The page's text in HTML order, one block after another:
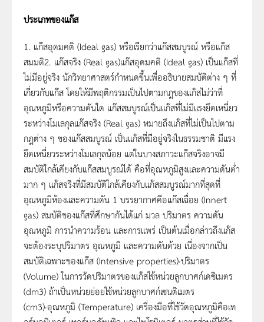
ประเภทของแก๊ส
1. แก๊สอุดมคติ (Ideal gas) หรือเรียกว่าแก๊สสมบูรณ์ หรือแก๊ส
สมมติ2. แก๊สจริง (Real gas)แก๊สอุดมคติ (Ideal gas) เป็นแก๊สที่
ไม่มีอยู่จริง นักวิทยาศาสตร์กำหนดขึ้นเพื่ออธิบายสมบัติต่าง ๆ ที่
เกี่ยวกับแก๊ส โดยให้มีพฤติกรรมเป็นไปตามกฎของแก๊สไม่ว่าที่
อุณหภูมิหรือความดันใด แก๊สสมบูรณ์เป็นแก๊สที่ไม่มีแรงยึดเหนี่ยว
ระหว่างโมเลกุลแก๊สจริง (Real gas) หมายถึงแก๊สที่ไม่เป็นไปตาม
กฎต่าง ๆ ของแก๊สสมบูรณ์ เป็นแก๊สที่มีอยู่จริงในธรรมชาติ มีแรง
ยึดเหนี่ยวระหว่างโมเลกุลน้อย แต่ในบางสภาวะแก๊สจริงอาจมี
สมบัติใกล้เคียงกับแก๊สสมบูรณ์ได้ คือที่อุณหภูมิสูงและความดันต่ำ
มาก ๆ แก๊สจริงที่มีสมบัติใกล้เคียงกับแก๊สสมบูรณ์มากที่สุดที่
อุณหภูมิห้องและความดัน 1 บรรยากาศคือแก๊สเฉื่อย (Innert
gas) สมบัติของแก๊สที่ศึกษากันได้แก่ มวล ปริมาตร ความดัน
อุณหภูมิ การนำความร้อน และการแพร่ เป็นต้นเมื่อกล่าวถึงแก๊ส
จะต้องระบุปริมาตร อุณหภูมิ และความดันด้วย เนื่องจากเป็น
สมบัติเฉพาะของแก๊ส (Intensive properties)·ปริมาตร
(Volume) ในการวัดปริมาตรของแก๊สใช้หน่วยลูกบาศก์เดซิเมตร
(dm3) ถ้าเป็นหน่วยย่อยใช้หน่วยลูกบาศก์เซนติเมตร
(cm3)·อุณหภูมิ (Temperature) เครื่องมือที่ใช้วัดอุณหภูมิคือเท